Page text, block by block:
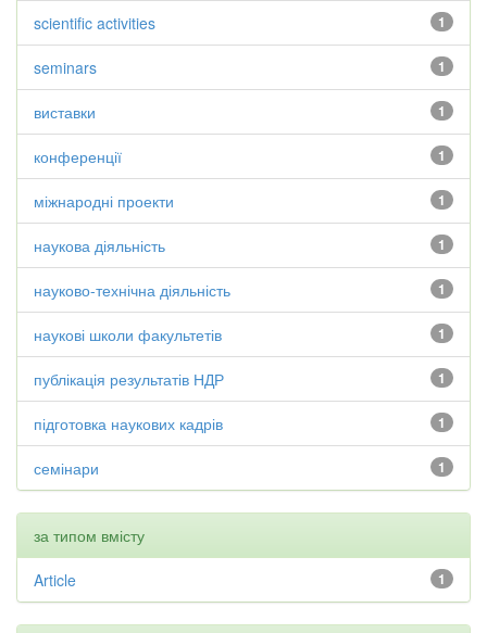
1
scientific activities
1
seminars
1
виставки
1
конференції
1
міжнародні проекти
1
наукова діяльність
1
науково-технічна діяльність
1
наукові школи факультетів
1
публікація результатів НДР
1
підготовка наукових кадрів
1
семінари
за типом вмісту
1
Article